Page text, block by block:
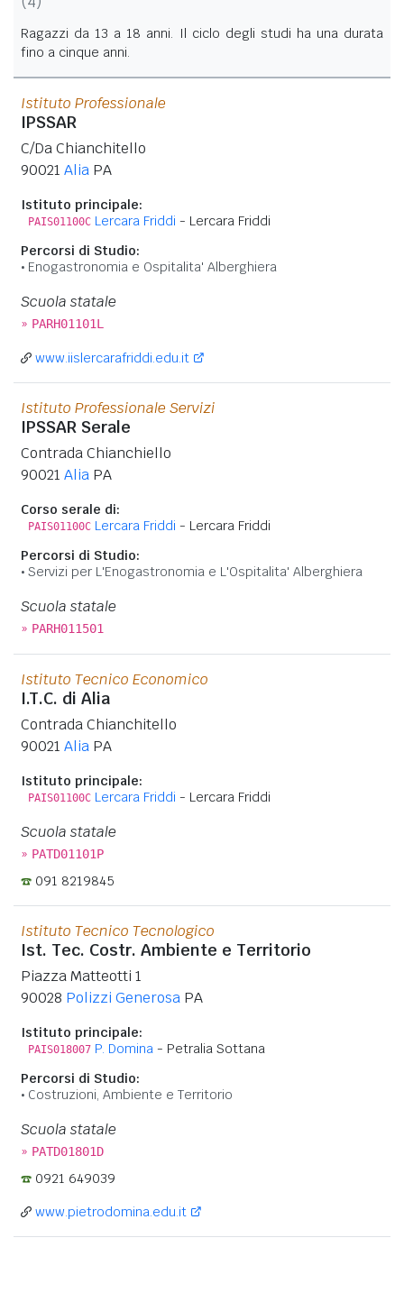
Ragazzi da 13 a 18 anni. Il ciclo degli studi ha una durata
fino a cinque anni.
Istituto Professionale
IPSSAR
C/Da Chianchitello
90021 Alia PA
Istituto principale:
PAIS01100C Lercara Friddi - Lercara Friddi
Percorsi di Studio:
Enogastronomia e Ospitalita' Alberghiera
Scuola statale
» PARH01101L
www.iislercarafriddi.edu.it
Istituto Professionale Servizi
IPSSAR Serale
Contrada Chianchiello
90021 Alia PA
Corso serale di:
PAIS01100C Lercara Friddi - Lercara Friddi
Percorsi di Studio:
Servizi per L'Enogastronomia e L'Ospitalita' Alberghiera
Scuola statale
» PARH011501
Istituto Tecnico Economico
I.T.C. di Alia
Contrada Chianchitello
90021 Alia PA
Istituto principale:
PAIS01100C Lercara Friddi - Lercara Friddi
Scuola statale
» PATD01101P
091 8219845
Istituto Tecnico Tecnologico
Ist. Tec. Costr. Ambiente e Territorio
Piazza Matteotti 1
90028 Polizzi Generosa PA
Istituto principale:
PAIS018007 P. Domina - Petralia Sottana
Percorsi di Studio:
Costruzioni, Ambiente e Territorio
Scuola statale
» PATD01801D
0921 649039
www.pietrodomina.edu.it